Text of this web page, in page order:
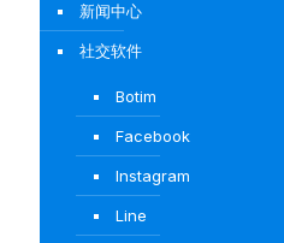
新闻中心
社交软件
Botim
Facebook
Instagram
Line